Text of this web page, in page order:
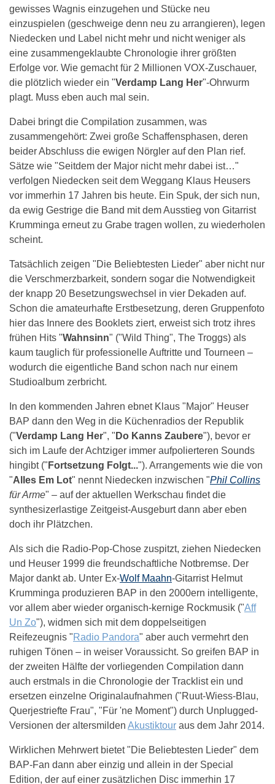
gewisses Wagnis einzugehen und Stücke neu
einzuspielen (geschweige denn neu zu arrangieren), legen
Niedecken und Label nicht mehr und nicht weniger als
eine zusammengeklaubte Chronologie ihrer größten
Erfolge vor. Wie gemacht für 2 Millionen VOX-Zuschauer,
die plötzlich wieder ein "Verdamp Lang Her"-Ohrwurm
plagt. Muss eben auch mal sein.
Dabei bringt die Compilation zusammen, was
zusammengehört: Zwei große Schaffensphasen, deren
beider Abschluss die ewigen Nörgler auf den Plan rief.
Sätze wie "Seitdem der Major nicht mehr dabei ist…"
verfolgen Niedecken seit dem Weggang Klaus Heusers
vor immerhin 17 Jahren bis heute. Ein Spuk, der sich nun,
da ewig Gestrige die Band mit dem Ausstieg von Gitarrist
Krumminga erneut zu Grabe tragen wollen, zu wiederholen
scheint.
Tatsächlich zeigen "Die Beliebtesten Lieder" aber nicht nur
die Verschmerzbarkeit, sondern sogar die Notwendigkeit
der knapp 20 Besetzungswechsel in vier Dekaden auf.
Schon die amateurhafte Erstbesetzung, deren Gruppenfoto
hier das Innere des Booklets ziert, erweist sich trotz ihres
frühen Hits "Wahnsinn" ("Wild Thing", The Troggs) als
kaum tauglich für professionelle Auftritte und Tourneen –
wodurch die eigentliche Band schon nach nur einem
Studioalbum zerbricht.
In den kommenden Jahren ebnet Klaus "Major" Heuser
BAP dann den Weg in die Küchenradios der Republik
("Verdamp Lang Her", " Do Kanns Zaubere"), bevor er
sich im Laufe der Achtziger immer aufpolierteren Sounds
hingibt (" Fortsetzung Folgt..."). Arrangements wie die von
"Alles Em Lot" nennt Niedecken inzwischen "Phil Collins
für Arme" – auf der aktuellen Werkschau findet die
synthesizerlastige Zeitgeist-Ausgeburt dann aber eben
doch ihr Plätzchen.
Als sich die Radio-Pop-Chose zuspitzt, ziehen Niedecken
und Heuser 1999 die freundschaftliche Notbremse. Der
Major dankt ab. Unter Ex-Wolf Maahn-Gitarrist Helmut
Krumminga produzieren BAP in den 2000ern intelligente,
vor allem aber wieder organisch-kernige Rockmusik ("Aff
Un Zo"), widmen sich mit dem doppelseitigen
Reifezeugnis "Radio Pandora" aber auch vermehrt den
ruhigen Tönen – in weiser Voraussicht. So greifen BAP in
der zweiten Hälfte der vorliegenden Compilation dann
auch erstmals in die Chronologie der Tracklist ein und
ersetzen einzelne Originalaufnahmen ("Ruut-Wiess-Blau,
Querjestriefte Frau", "Für 'ne Moment") durch Unplugged-
Versionen der altersmilden Akustiktour aus dem Jahr 2014.
Wirklichen Mehrwert bietet "Die Beliebtesten Lieder" dem
BAP-Fan dann aber einzig und allein in der Special
Edition, der auf einer zusätzlichen Disc immerhin 17